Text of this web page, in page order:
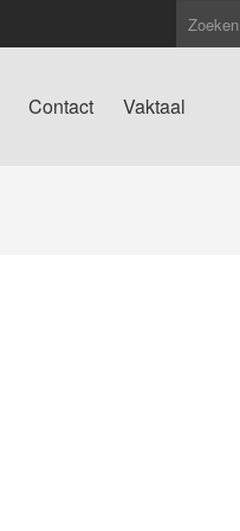
Contact Vaktaal